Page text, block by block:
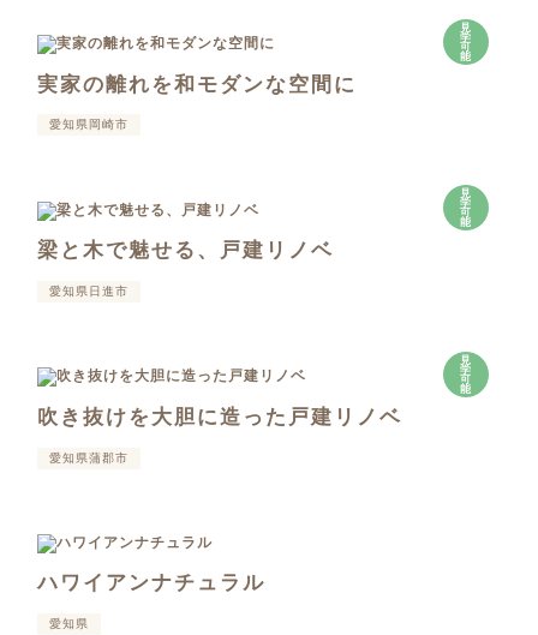
見
学
可
能
実家の離れを和モダンな空間に
愛知県岡崎市
見
学
可
能
梁と木で魅せる、戸建リノベ
愛知県日進市
見
学
可
能
吹き抜けを大胆に造った戸建リノベ
愛知県蒲郡市
ハワイアンナチュラル
愛知県